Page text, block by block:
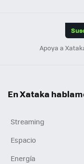
Apoya a
En Xataka
Streaming
Espacio
Energía